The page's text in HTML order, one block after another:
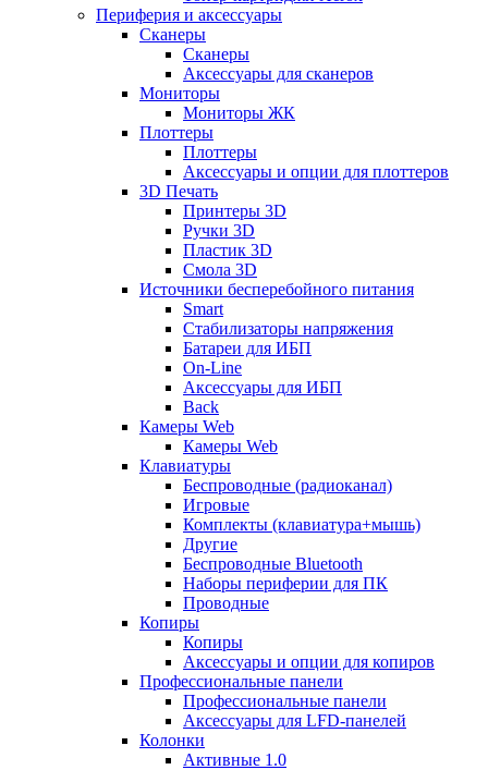
Периферия и аксессуары
Сканеры
Сканеры
Аксессуары для сканеров
Мониторы
Мониторы ЖК
Плоттеры
Плоттеры
Аксессуары и опции для плоттеров
3D Печать
Принтеры 3D
Ручки 3D
Пластик 3D
Смола 3D
Источники бесперебойного питания
Smart
Стабилизаторы напряжения
Батареи для ИБП
On-Line
Аксессуары для ИБП
Back
Камеры Web
Камеры Web
Клавиатуры
Беспроводные (радиоканал)
Игровые
Комплекты (клавиатура+мышь)
Другие
Беспроводные Bluetooth
Наборы периферии для ПК
Проводные
Копиры
Копиры
Аксессуары и опции для копиров
Профессиональные панели
Профессиональные панели
Аксессуары для LFD-панелей
Колонки
Активные 1.0